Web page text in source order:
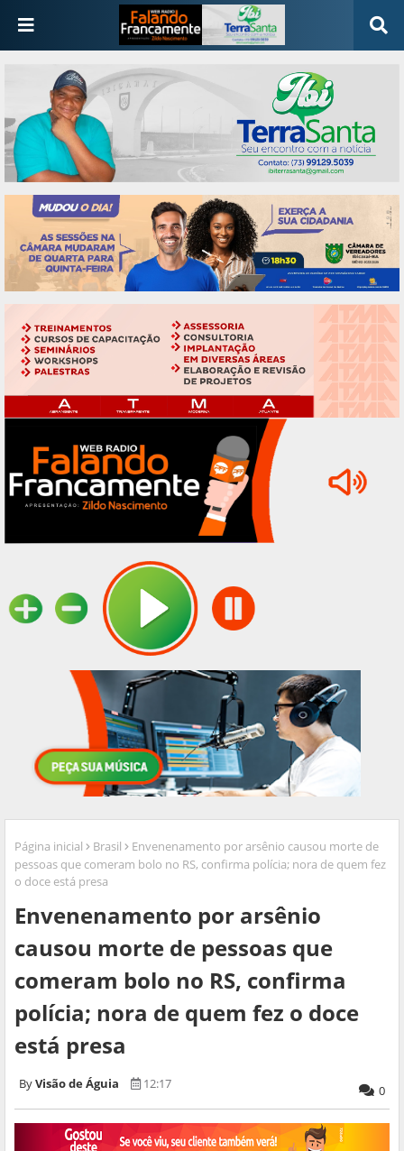
Página inicial Brasil
Envenenamento por arsênio causou morte de
pessoas que comeram bolo no RS, confirma polícia; nora de quem fez
o doce está presa
Envenenamento por arsênio
causou morte de pessoas que
comeram bolo no RS, confirma
polícia; nora de quem fez o doce
está presa
Visão de Águia 12:17 0